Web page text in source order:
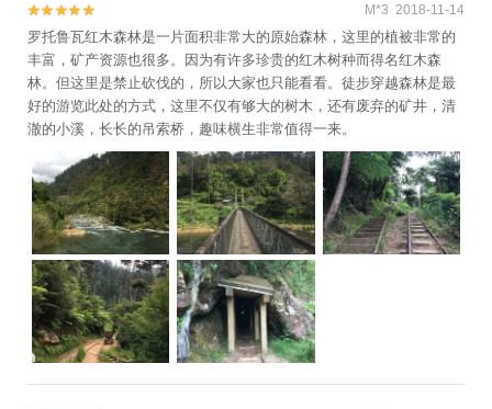

 M*3 2018-11-14
罗托鲁瓦红木森林是一片面积非常大的原始森林，这里的植被非常的
丰富，矿产资源也很多。因为有许多珍贵的红木树种而得名红木森
林。但这里是禁止砍伐的，所以大家也只能看看。徒步穿越森林是最
好的游览此处的方式，这里不仅有够大的树木，还有废弃的矿井，清
澈的小溪，长长的吊索桥，趣味横生非常值得一来。